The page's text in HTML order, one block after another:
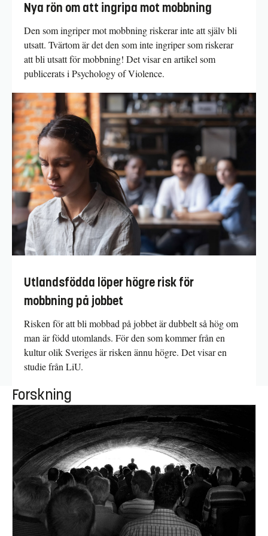
Nya rön om att ingripa mot mobbning
Den som ingriper mot mobbning riskerar inte att själv bli
utsatt. Tvärtom är det den som inte ingriper som riskerar
att bli utsatt för mobbning! Det visar en artikel som
publicerats i Psychology of Violence.
Utlandsfödda löper högre risk för
mobbning på jobbet
Risken för att bli mobbad på jobbet är dubbelt så hög om
man är född utomlands. För den som kommer från en
kultur olik Sveriges är risken ännu högre. Det visar en
studie från LiU.
Forskning